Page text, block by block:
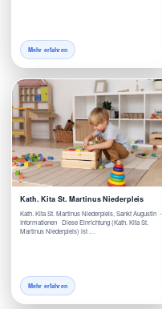
Mehr erfahren
Kath. Kita St. Martinus Niederpleis
Kath. Kita St. Martinus Niederpleis, Sankt Augustin -
Informationen Diese Einrichtung (Kath. Kita St.
Martinus Niederpleis) ist …
Mehr erfahren